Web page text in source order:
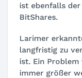
ist ebenfalls
BitShares.
Larimer
langfristig zu
ist. Ein Problem
immer größer